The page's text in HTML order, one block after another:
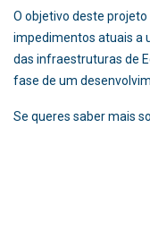
O objetivo deste
impedimentos atuais a
das infraestruturas de
fase de um
Se queres saber mais